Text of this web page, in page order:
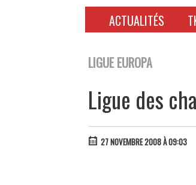
ACTUALITÉS
LIGUE EUROPA
Ligue des
27 NOVEMBRE 2008 À 09:03